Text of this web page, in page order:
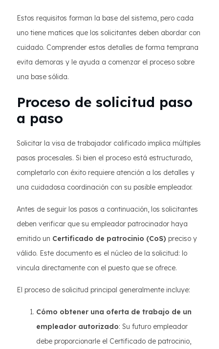
Estos requisitos forman la base del sistema, pero cada
uno tiene matices que los solicitantes deben abordar con
cuidado. Comprender estos detalles de forma temprana
evita demoras y le ayuda a comenzar el proceso sobre
una base sólida.
Proceso de solicitud paso
a paso
Solicitar la visa de trabajador calificado implica múltiples
pasos procesales. Si bien el proceso está estructurado,
completarlo con éxito requiere atención a los detalles y
una cuidadosa coordinación con su posible empleador.
Antes de seguir los pasos a continuación, los solicitantes
deben verificar que su empleador patrocinador haya
emitido un Certificado de patrocinio (CoS) preciso y
válido. Este documento es el núcleo de la solicitud: lo
vincula directamente con el puesto que se ofrece.
El proceso de solicitud principal generalmente incluye:
Cómo obtener una oferta de trabajo de un
empleador autorizado: Su futuro empleador
debe proporcionarle el Certificado de patrocinio,